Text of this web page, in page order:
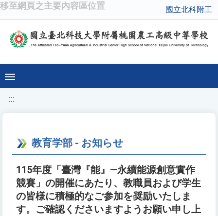
移至網頁之主要內容區位置 國立北科附工
:::
教育学部 - お知らせ
115年度「臺灣『能』―永續能源創意實作
競賽」の開催にあたり、教職員および学生
の皆様に積極的なご参加を奨励いたしま
す。ご確認くださいますようお願い申し上